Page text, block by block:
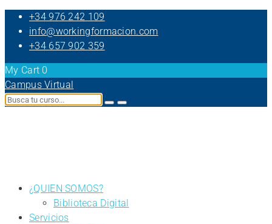
+34 976 242 109
info@workingformacion.com
+34 657 902 359
My Cart 0
Campus Virtual
¿QUIEN SOMOS?
Biblioteca Digital
Servicios